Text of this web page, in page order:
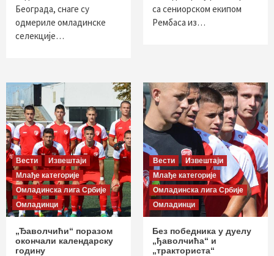
Београда, снаге су
одмериле омладинске
селекције…
са сениорском екипом
Рембаса из…
Вести
Извештаји
Млађе категорије
Омладинска лига Србије
Омладинци
„Ђаволчићи“ поразом
окончали календарску
годину
Вести
Извештаји
Млађе категорије
Омладинска лига Србије
Омладинци
Без победника у дуелу
„ђаволчића“ и
„тракториста“